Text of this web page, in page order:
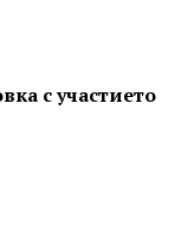
с участието